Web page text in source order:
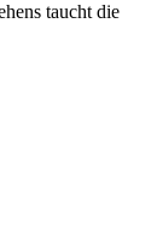
taucht die